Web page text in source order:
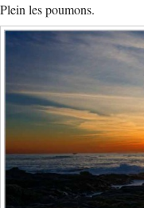
Plein les poumons.